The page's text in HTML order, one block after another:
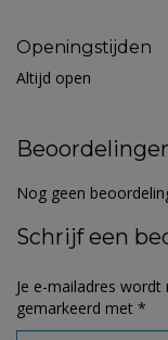
Openingstijden
Altijd open
Nog geen
Schrijf een
Je e-mailadres wordt
gemarkeerd met *